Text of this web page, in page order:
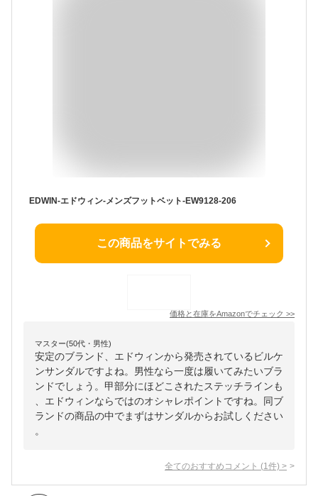
EDWIN-エドウィン-メンズフットベット-EW9128-206
この商品をサイトでみる
価格と在庫をAmazonでチェック >>
マスター(50代・男性)
安定のブランド、エドウィンから発売されているビルケ
ンサンダルですよね。男性なら一度は履いてみたいブラ
ンドでしょう。甲部分にほどこされたステッチラインも
、エドウィンならではのオシャレポイントですね。同ブ
ランドの商品の中でまずはサンダルからお試しください
。
全てのおすすめコメント (1 件) >